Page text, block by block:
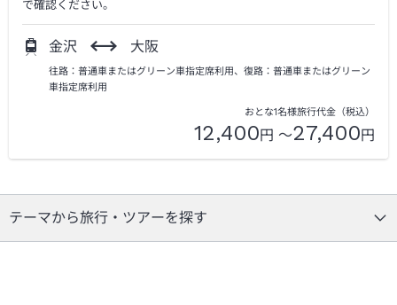
で確認ください。
金沢 大阪
往路：普通車またはグリーン車指定席利用、復路：普通車またはグリーン
車指定席利用
おとな1名様旅行代金（税込）
12,400円 ～27,400円
テーマから旅行・ツアーを探す